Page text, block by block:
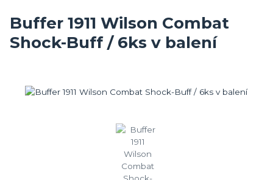
Buffer 1911 Wilson Combat
Shock-Buff / 6ks v balení